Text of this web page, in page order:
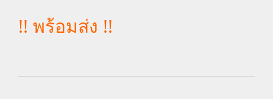
!! พร้อมส่ง !!